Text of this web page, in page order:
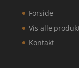
Forside
Vis alle
Kontakt